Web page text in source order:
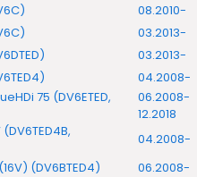
08.2010-
03.2013-
03.2013-
04.2008-
75 (DV6ETED,
06.2008-
12.2018
(DV6TED4B,
04.2008-
(16V) (DV6BTED4)
06.2008-